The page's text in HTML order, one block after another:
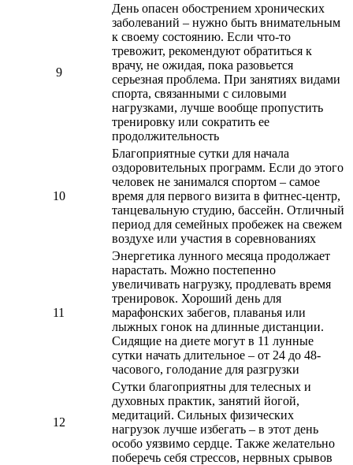
9
День опасен обострением хронических
заболеваний – нужно быть внимательным
к своему состоянию. Если что-то
тревожит, рекомендуют обратиться к
врачу, не ожидая, пока разовьется
серьезная проблема. При занятиях видами
спорта, связанными с силовыми
нагрузками, лучше вообще пропустить
тренировку или сократить ее
продолжительность
10
Благоприятные сутки для начала
оздоровительных программ. Если до этого
человек не занимался спортом – самое
время для первого визита в фитнес-центр,
танцевальную студию, бассейн. Отличный
период для семейных пробежек на свежем
воздухе или участия в соревнованиях
11
Энергетика лунного месяца продолжает
нарастать. Можно постепенно
увеличивать нагрузку, продлевать время
тренировок. Хороший день для
марафонских забегов, плаванья или
лыжных гонок на длинные дистанции.
Сидящие на диете могут в 11 лунные
сутки начать длительное – от 24 до 48-
часового, голодание для разгрузки
12
Сутки благоприятны для телесных и
духовных практик, занятий йогой,
медитаций. Сильных физических
нагрузок лучше избегать – в этот день
особо уязвимо сердце. Также желательно
поберечь себя стрессов, нервных срывов